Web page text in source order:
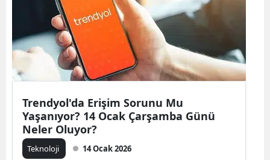
Ardahan
Iğdır
Trendyol'da Erişim Sorunu Mu
Yaşanıyor? 14 Ocak Çarşamba Günü
Neler Oluyor?
Teknoloji 14 Ocak 2026